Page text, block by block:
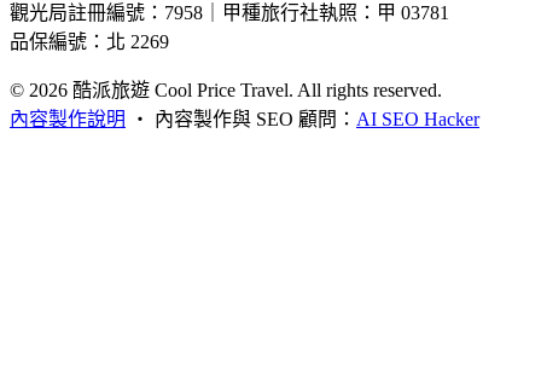
觀光局註冊編號：7958｜甲種旅行社執照：甲 03781
品保編號：北 2269
© 2026 酷派旅遊 Cool Price Travel. All rights reserved.
內容製作說明
・ 內容製作與 SEO 顧問： AI SEO Hacker